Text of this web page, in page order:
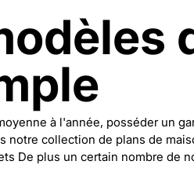
à l'année, posséder un
notre collection de plans de
De plus un certain nombre de